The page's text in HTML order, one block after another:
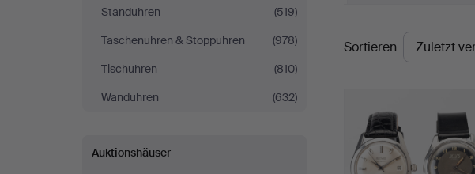
Standuhren
(519)
Taschenuhren & Stoppuhren
(978)
Tischuhren
(810)
Wanduhren
(632)
Auktionshäuser
Endpreise
Sortieren